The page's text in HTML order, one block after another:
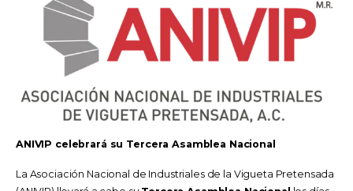
ANIVIP celebrará su Tercera Asamblea Nacional
La Asociación Nacional de Industriales de la Vigueta Pretensada